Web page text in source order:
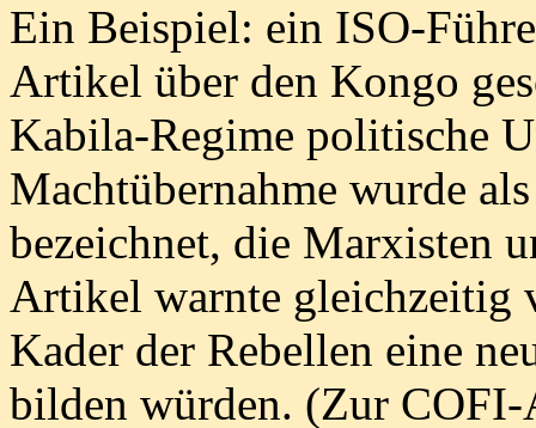
Ein Beispiel: ein ISO-
Artikel über den Kongo
Kabila-Regime politische
Machtübernahme wurde
bezeichnet, die Marxisten
Artikel warnte gleichzeitig
Kader der Rebellen eine
bilden würden. (Zur